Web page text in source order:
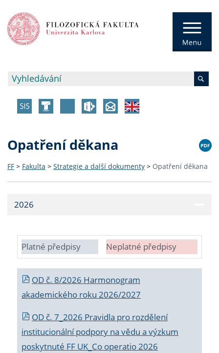
Opatření děkana
FF > Fakulta > Strategie a další dokumenty > Opatření děkana
2026
Platné předpisy Neplatné předpisy
OD č. 8/2026 Harmonogram
akademického roku 2026/2027
OD č. 7_2026 Pravidla pro rozdělení
institucionální podpory na vědu a výzkum
poskytnuté FF UK_Co operatio 2026